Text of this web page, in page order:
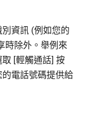
資訊 (例如您的
時除外。舉例來
[輕觸通話] 按
電話號碼提供給